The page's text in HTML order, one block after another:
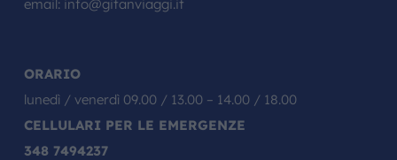
email: info@gitanviaggi.it
ORARIO
lunedì / venerdì 09.00 / 13.00 – 14.00 / 18.00
CELLULARI PER LE EMERGENZE
348 7494237